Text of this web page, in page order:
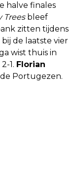
halve finales
Treesbleef
zitten tijdens
de laatste vier
wist thuis in
1. Florian
Portugezen.